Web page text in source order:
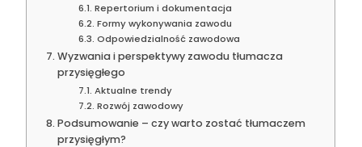
Repertorium i dokumentacja
Formy wykonywania zawodu
Odpowiedzialność zawodowa
Wyzwania i perspektywy zawodu tłumacza
przysięgłego
Aktualne trendy
Rozwój zawodowy
Podsumowanie – czy warto zostać tłumaczem
przysięgłym?